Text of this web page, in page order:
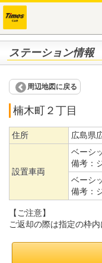
ステーション情報
周辺地図に戻る
楠木町２丁目
住所 広島県
設置車両
ベーシ
備考：
ベーシ
備考：
【ご注意】
ご返却の際は指定の枠内